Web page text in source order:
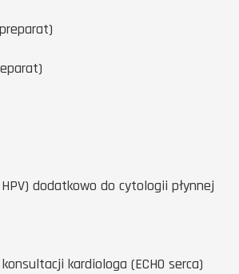
dodatkowo do cytologii płynnej
kardiologa (ECHO serca)